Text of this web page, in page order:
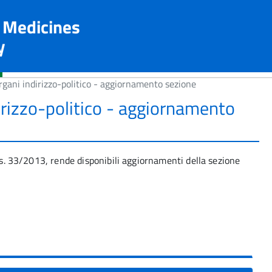
indirizzo-politico - aggiornamento sezione
politico - aggiornamento
33/2013, rende disponibili aggiornamenti della sezione